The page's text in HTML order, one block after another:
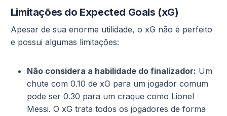
Limitações do Expected Goals (xG)
Apesar de sua enorme utilidade, o xG não é perfeito
e possui algumas limitações:
Não considera a habilidade do finalizador: Um
chute com 0.10 de xG para um jogador comum
pode ser 0.30 para um craque como Lionel
Messi. O xG trata todos os jogadores de forma